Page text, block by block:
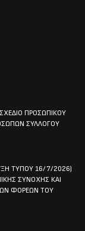
ΠΡΟΣΩΠΙΚΟΥ
ΣΥΛΛΟΓΟΥ
ΤΥΠΟΥ 16/7/2026)
ΣΥΝΟΧΗΣ ΚΑΙ
ΦΟΡΕΩΝ ΤΟΥ